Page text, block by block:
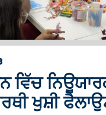
ਵਿੱਚ
ਖੁਸ਼ੀ